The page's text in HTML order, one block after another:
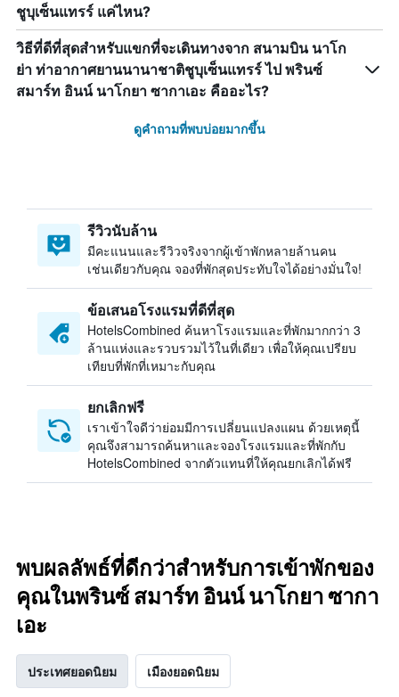
ชูบุเซ็นแทรร์ แค่ไหน?
วิธีที่ดีที่สุดสำหรับแขกที่จะเดินทางจาก สนามบิน นาโก
ย่า ท่าอากาศยานนานาชาติชูบุเซ็นแทรร์ ไป พรินซ์
สมาร์ท อินน์ นาโกยา ซากาเอะ คืออะไร?
ดูคำถามที่พบบ่อยมากขึ้น
รีวิวนับล้าน
มีคะแนนและรีวิวจริงจากผู้เข้าพักหลายล้านคน
เช่นเดียวกับคุณ จองที่พักสุดประทับใจได้อย่างมั่นใจ!
ข้อเสนอโรงแรมที่ดีที่สุด
HotelsCombined ค้นหาโรงแรมและที่พักมากกว่า 3
ล้านแห่งและรวบรวมไว้ในที่เดียว เพื่อให้คุณเปรียบ
เทียบที่พักที่เหมาะกับคุณ
ยกเลิกฟรี
เราเข้าใจดีว่าย่อมมีการเปลี่ยนแปลงแผน ด้วยเหตุนี้
คุณจึงสามารถค้นหาและจองโรงแรมและที่พักกับ
HotelsCombined จากตัวแทนที่ให้คุณยกเลิกได้ฟรี
พบผลลัพธ์ที่ดีกว่าสำหรับการเข้าพักของ
คุณในพรินซ์ สมาร์ท อินน์ นาโกยา ซากา
เอะ
ประเทศยอดนิยม เมืองยอดนิยม